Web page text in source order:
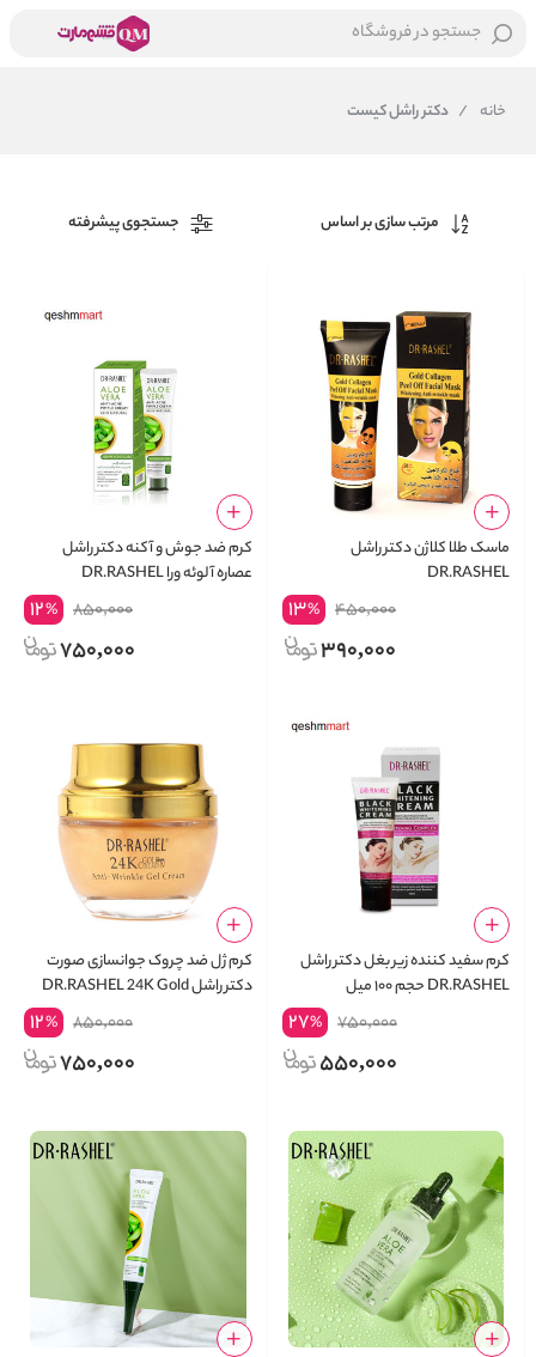
جستجو در فروشگاه
خانه / دکتر راشل کیست
مرتب سازی بر اساس جستجوی پیشرفته
ماسک طلا کلاژن دکتر راشل
DR.RASHEL
450,000
13%
390,000
کرم ضد جوش و آکنه دکتر راشل
عصاره آلوئه ورا DR.RASHEL
850,000
12%
750,000
کرم سفید کننده زیر بغل دکتر راشل
DR.RASHEL حجم ۱۰۰ میل
750,000
27%
550,000
کرم ژل ضد چروک جوانسازی صورت
دکتر راشل DR.RASHEL 24K Gold
850,000
12%
750,000